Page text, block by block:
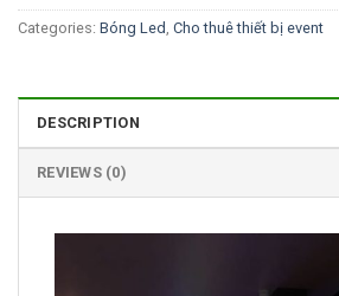
Categories: Bóng Led, Cho thuê thiết bị event
DESCRIPTION
REVIEWS (0)